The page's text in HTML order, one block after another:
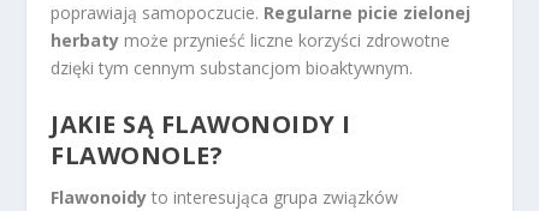
poprawiają samopoczucie. Regularne picie zielonej
herbaty może przynieść liczne korzyści zdrowotne
dzięki tym cennym substancjom bioaktywnym.
JAKIE SĄ FLAWONOIDY I
FLAWONOLE?
Flawonoidy to interesująca grupa związków